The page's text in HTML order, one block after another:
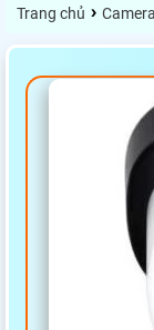
Trang chủ ›